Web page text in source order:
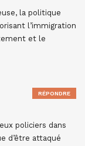
la politique
l’immigration
et le
policiers dans
d’être attaqué
RÉPONDRE